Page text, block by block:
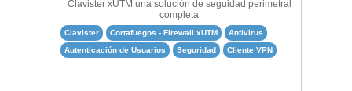
Clavister xUTM una solución de seguidad perimetral
completa
Clavister Cortafuegos - Firewall xUTM
Antivirus
Autenticación de Usuarios
Seguridad Cliente VPN